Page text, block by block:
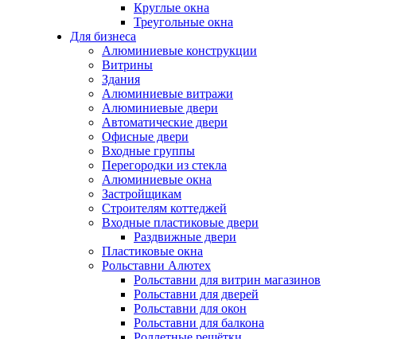
Круглые окна
Треугольные окна
Для бизнеса
Алюминиевые конструкции
Витрины
Здания
Алюминиевые витражи
Алюминиевые двери
Автоматические двери
Офисные двери
Входные группы
Перегородки из стекла
Алюминиевые окна
Застройщикам
Строителям коттеджей
Входные пластиковые двери
Раздвижные двери
Пластиковые окна
Рольставни Алютех
Рольставни для витрин магазинов
Рольставни для дверей
Рольставни для окон
Рольставни для балкона